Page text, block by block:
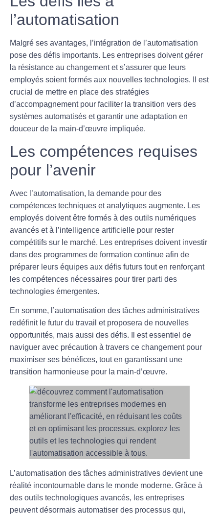
l’automatisation
Malgré ses avantages, l’intégration de l’automatisation
pose des défis importants. Les entreprises doivent gérer
la résistance au changementet s’assurer que leurs
employés soient formés aux nouvelles technologies. Il est
crucial de mettre en place des stratégies
d’accompagnement pour faciliter la transition vers des
systèmes automatisés et garantir une adaptation en
douceur de la main-d’œuvre impliquée.
Les compétences requises
pour l’avenir
Avec l’automatisation, la demande pour des
compétences techniques et analytiques augmente. Les
employés doivent être formés à des outils numériques
avancés et à l’intelligence artificielle pour rester
compétitifs sur le marché. Les entreprises doivent investir
dans des programmes de formation continue afin de
préparer leurs équipes aux défis futurs tout en renforçant
les compétences nécessaires pour tirer parti des
technologies émergentes.
En somme, l’automatisation des tâches administratives
redéfinit le futur du travail et proposera de nouvelles
opportunités, mais aussi des défis. Il est essentiel de
naviguer avec précaution à travers ce changement pour
maximiser ses bénéfices, tout en garantissant une
transition harmonieuse pour la main-d’œuvre.
L’automatisation des tâches administratives devient une
réalité incontournable dans le monde moderne. Grâce à
des outils technologiques avancés, les entreprises
peuvent désormais automatiser des processus qui,